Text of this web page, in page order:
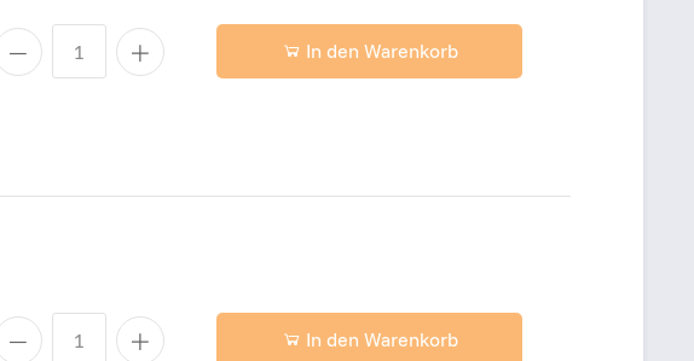
In den Warenkorb
In den Warenkorb